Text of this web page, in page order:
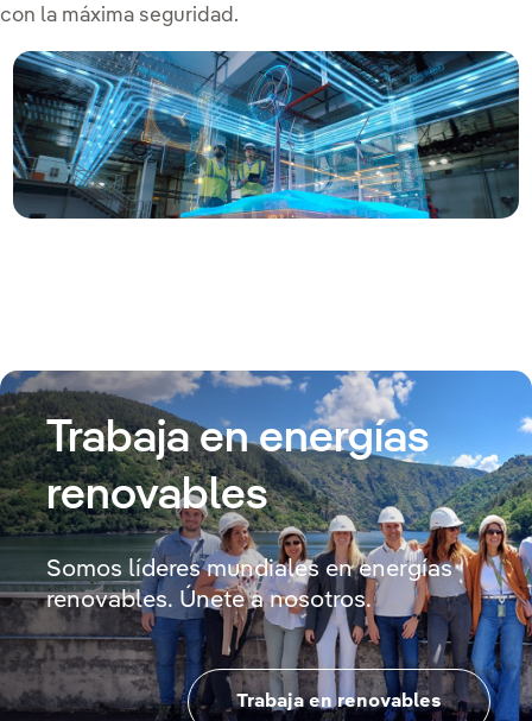
con la máxima seguridad.
Trabaja en energías
renovables
Somos líderes mundiales en energías
renovables. Únete a nosotros.
Trabaja en renovables